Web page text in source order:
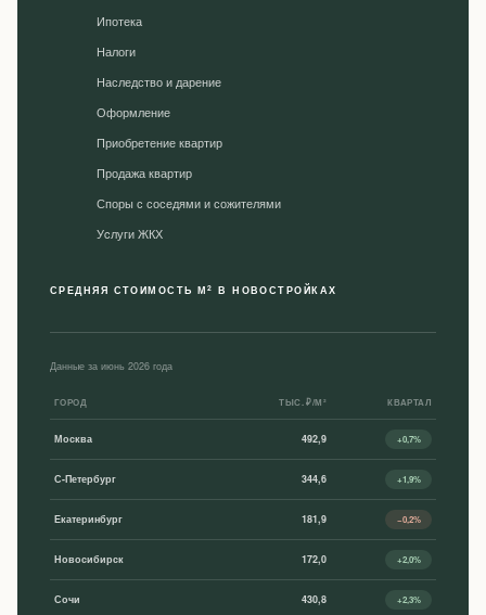
Ипотека
Налоги
Наследство и дарение
Оформление
Приобретение квартир
Продажа квартир
Споры с соседями и сожителями
Уcлуги ЖКХ
СРЕДНЯЯ СТОИМОСТЬ М2 В НОВОСТРОЙКАХ
Данные за июнь 2026 года
ГОРОД ТЫС. ₽/М² КВАРТАЛ
Москва 492,9 +0,7%
С-Петербург 344,6 +1,9%
Екатеринбург 181,9 −0,2%
Новосибирск 172,0 +2,0%
Сочи 430,8 +2,3%